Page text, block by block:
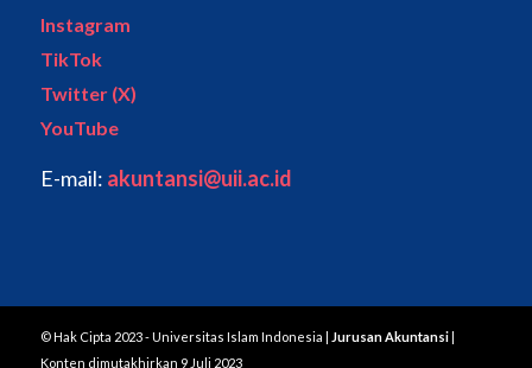
Instagram
TikTok
Twitter (X)
YouTube
E-mail: akuntansi@uii.ac.id
© Hak Cipta 2023 - Universitas Islam Indonesia | Jurusan Akuntansi|
Konten dimutakhirkan 9 Juli 2023